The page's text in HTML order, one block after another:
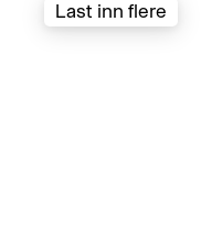
Last inn flere